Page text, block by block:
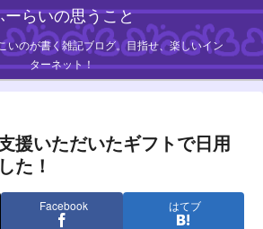
ーらいの思うこと
いのが書く雑記ブログ。目指せ、楽しいイン
ターネット！
援いただいたギフトで日用
た！
Facebook はてブ